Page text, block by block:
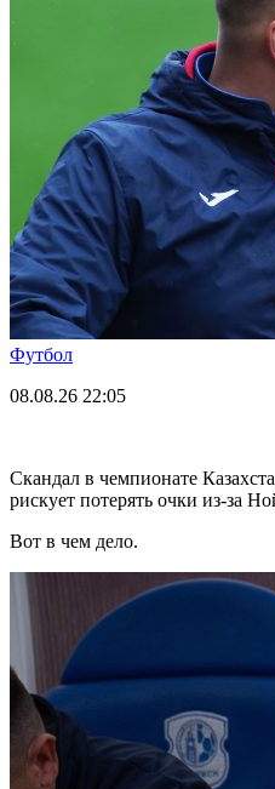
Футбол
08.08.26 22:05
Скандал в чемпионате
рискует потерять очки из-за
Вот в чем дело.